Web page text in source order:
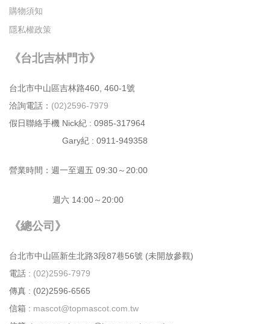
購物須知
隱私權政策
《台北吉林門市》
台北市中⼭區吉林路460, 460-1號
洽詢電話： (02)2596-7979
假日聯絡手機 Nick紀 : 0985-317964
Gary紀 : 0911-949358
營業時間：週⼀⾄週五 09:30～20:00
週六 14:00～20:00
《總公司》
台北市中⼭區新⽣北路3段87巷56號 (未開放參觀)
電話 : (02)2596-7979
傳真 : (02)2596-6565
信箱 : mascot@topmascot.com.tw